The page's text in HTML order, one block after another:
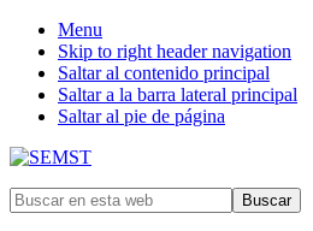
Menu
Skip to right header navigation
Saltar al contenido principal
Saltar a la barra lateral principal
Saltar al pie de página
Sociedad
Española
Buscar
en